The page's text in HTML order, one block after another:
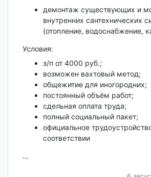
демонтаж существующих и
внутренних сантехнических
(отопление, водоснабжение,
Условия:
з/п от 4000 руб.;
возможен вахтовый метод;
общежитие для иногородних;
постоянный объём работ;
сдельная оплата труда;
полный социальный пакет;
официальное
соответствии
...